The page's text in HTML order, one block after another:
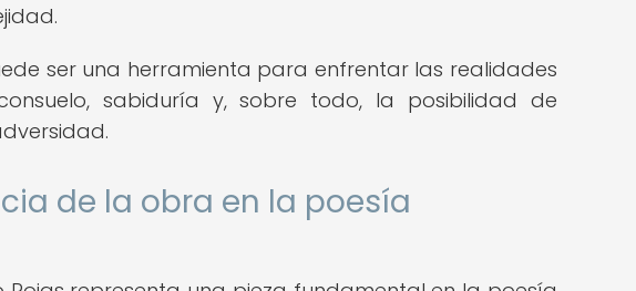
ser una herramienta para enfrentar las realidades
sabiduría y, sobre todo, la posibilidad de
de la obra en la poesía